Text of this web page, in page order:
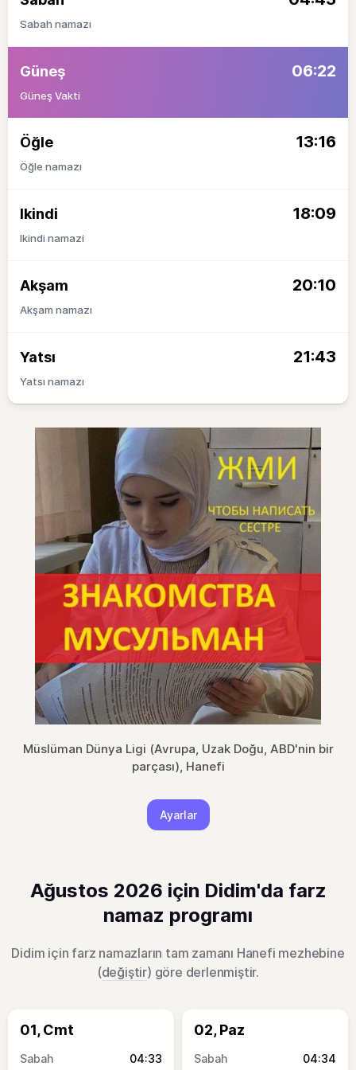
Sabah namazı
Güneş 06:22
Güneş Vakti
Öğle 13:16
Öğle namazı
Ikindi 18:09
Ikindi namazi
Akşam 20:10
Akşam namazı
Yatsı 21:43
Yatsı namazı
Müslüman Dünya Ligi (Avrupa, Uzak Doğu, ABD'nin bir
parçası), Hanefi
Ayarlar
Ağustos 2026 için Didim'da farz
namaz programı
Didim için farz namazların tam zamanı Hanefi mezhebine
(değiştir) göre derlenmiştir.
01, Cmt
04:33
02, Paz
04:34